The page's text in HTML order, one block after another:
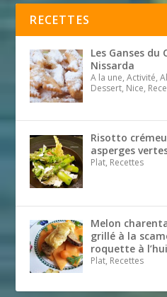
RECETTES
Les Ganses du
Nissarda
A la une, Activité,
Dessert, Nice,
Risotto
asperges
Plat, Recettes
Melon
grillé à la
roquette à
Plat, Recettes